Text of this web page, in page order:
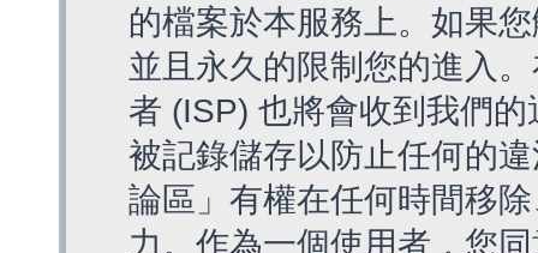
的檔案於本服務上。如果
並且永久的限制您的進入
者 (ISP) 也將會收到我們
被記錄儲存以防止任何的
論區」有權在任何時間移
力。作為一個使用者，您